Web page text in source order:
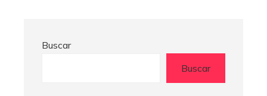
Buscar
Buscar